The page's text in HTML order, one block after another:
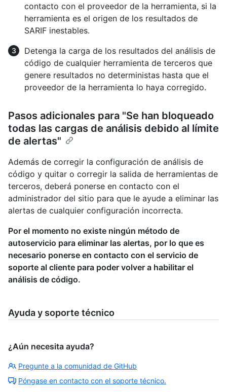
contacto con el proveedor de la herramienta, si la
herramienta es el origen de los resultados de
SARIF inestables.
Detenga la carga de los resultados del análisis de
código de cualquier herramienta de terceros que
genere resultados no deterministas hasta que el
proveedor de la herramienta lo haya corregido.
Pasos adicionales para "Se han bloqueado
todas las cargas de análisis debido al límite
de alertas"
Además de corregir la configuración de análisis de
código y quitar o corregir la salida de herramientas de
terceros, deberá ponerse en contacto con el
administrador del sitio para que le ayude a eliminar las
alertas de cualquier configuración incorrecta.
Por el momento no existe ningún método de
autoservicio para eliminar las alertas, por lo que es
necesario ponerse en contacto con el servicio de
soporte al cliente para poder volver a habilitar el
análisis de código.
Ayuda y soporte técnico
¿Aún necesita ayuda?
Pregunte a la comunidad de GitHub
Póngase en contacto con el soporte técnico.